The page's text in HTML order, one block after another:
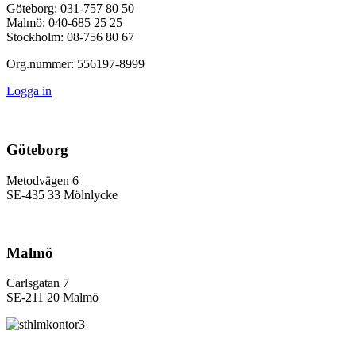
Göteborg: 031-757 80 50
Malmö: 040-685 25 25
Stockholm: 08-756 80 67
Org.nummer: 556197-8999
Logga in
Göteborg
Metodvägen 6
SE-435 33 Mölnlycke
Malmö
Carlsgatan 7
SE-211 20 Malmö